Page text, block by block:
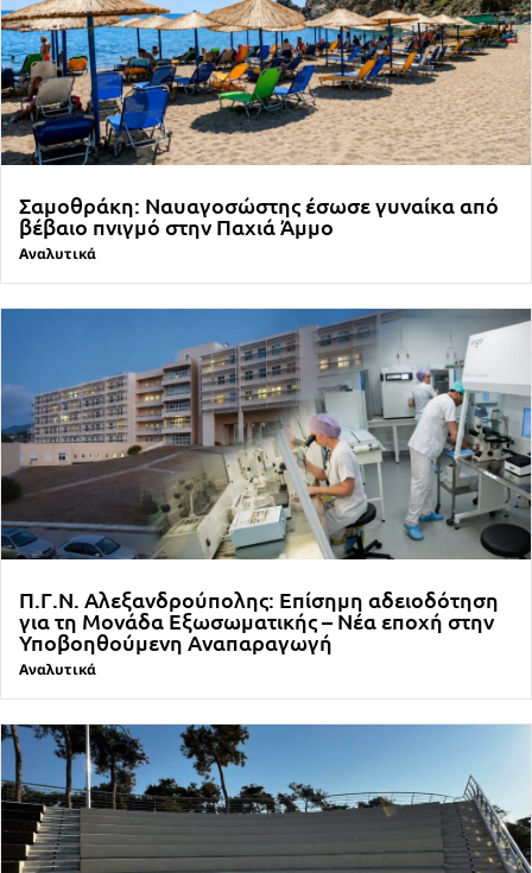
Σαμοθράκη: Ναυαγοσώστης έσωσε γυναίκα από
βέβαιο πνιγμό στην Παχιά Άμμο
Αναλυτικά
Π.Γ.Ν. Αλεξανδρούπολης: Επίσημη αδειοδότηση
για τη Μονάδα Εξωσωματικής – Νέα εποχή στην
Υποβοηθούμενη Αναπαραγωγή
Αναλυτικά